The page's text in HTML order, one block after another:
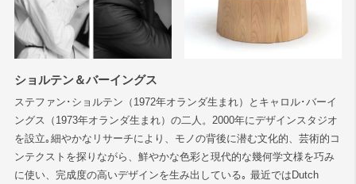
検索
ショルテン＆バーイングス
ステファン･ショルテン（1972年オランダ生まれ）とキャロル･バーイ
ングス（1973年オランダ生まれ）の二人。2000年にデザインスタジオ
を設立｡細やかなリサーチにより、モノの背後に潜む文化的、芸術的コ
ンテクストを探りながら、鮮やかな色彩と現代的な幾何学文様を巧み
に使い、完成度の高いデザインを生み出している｡ 最近ではDutch